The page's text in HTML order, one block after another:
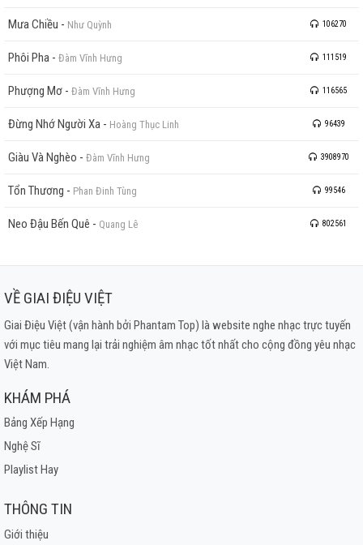
Mưa Chiều - Như Quỳnh 106270
Phôi Pha - Đàm Vĩnh Hưng 111519
Phượng Mơ - Đàm Vĩnh Hưng 116565
Đừng Nhớ Người Xa - Hoàng Thục Linh 96439
Giàu Và Nghèo - Đàm Vĩnh Hưng 3908970
Tổn Thương - Phan Đinh Tùng 99546
Neo Đậu Bến Quê - Quang Lê 802561
VỀ GIAI ĐIỆU VIỆT
Giai Điệu Việt (vận hành bởi Phantam Top) là website nghe nhạc trực tuyến
với mục tiêu mang lại trải nghiệm âm nhạc tốt nhất cho cộng đồng yêu nhạc
Việt Nam.
KHÁM PHÁ
Bảng Xếp Hạng
Nghệ Sĩ
Playlist Hay
THÔNG TIN
Giới thiệu